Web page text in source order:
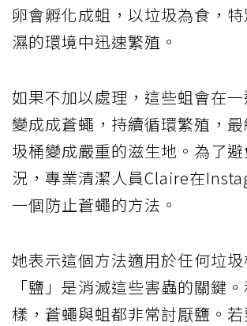
卵會孵化成蛆，以垃圾為食，
濕的環境中迅速繁殖。
如果不加以處理，這些蛆會在
變成成蒼蠅，持續循環繁殖，
圾桶變成嚴重的滋生地。為了
況，專業清潔人員Claire在
一個防止蒼蠅的方法。
她表示這個方法適用於任何垃
「鹽」是消滅這些害蟲的關鍵
樣，蒼蠅與蛆都非常討厭鹽。